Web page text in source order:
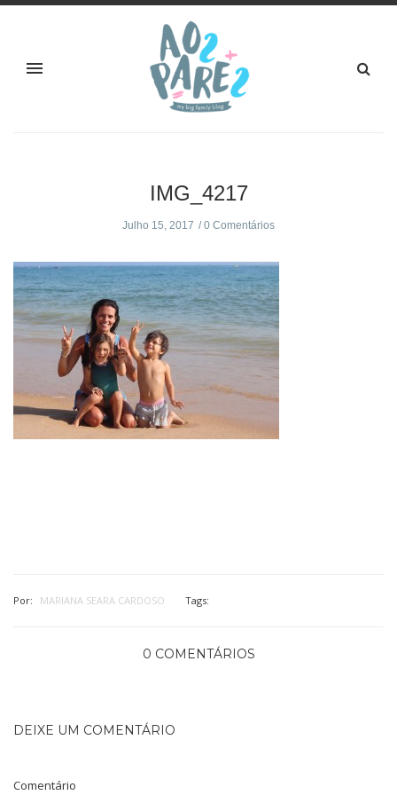
IMG_4217
Julho 15, 2017 0 Comentários
Por: MARIANA SEARA CARDOSO Tags:
0 COMENTÁRIOS
DEIXE UM COMENTÁRIO
Comentário